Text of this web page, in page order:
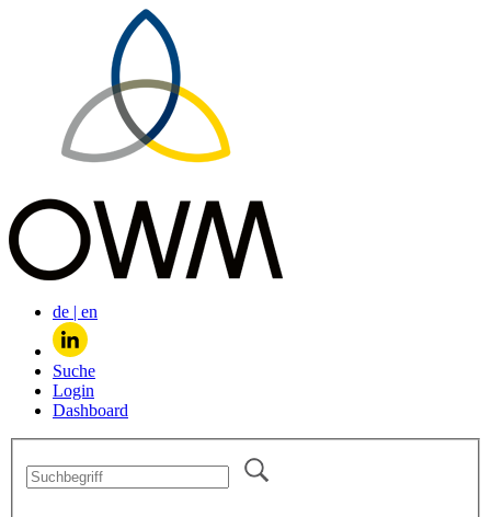
de | en
Suche
Login
Dashboard